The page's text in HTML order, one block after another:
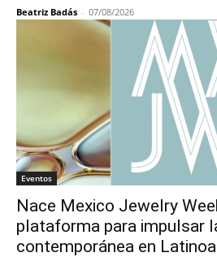
Beatriz Badás - 07/08/2026
Eventos
Nace Mexico Jewelry
plataforma para impulsar
contemporánea en